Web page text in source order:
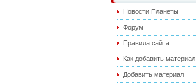
Новости Планеты
Форум
Правила сайта
Как добавить материал
Добавить материал